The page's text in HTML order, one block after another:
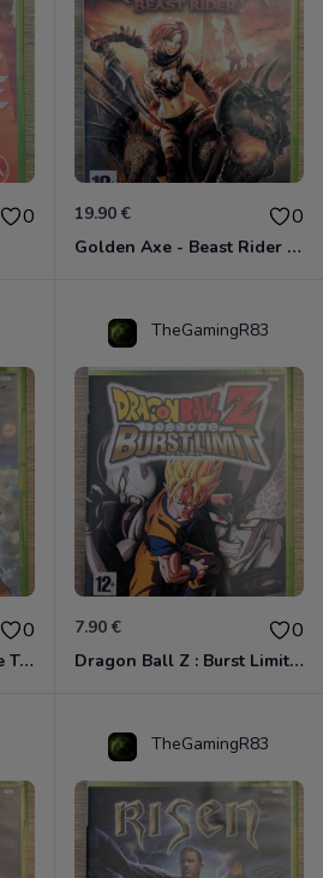
0 19.90 € 0
Golden Axe - Beast Rider Xbox 360
0
Dragon Ball Z - Ultimate Tenkaichi Xbox 360
TheGamingR83
7.90 € 0
Dragon Ball Z : Burst Limit Xbox 360
TheGamingR83